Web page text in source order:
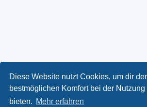
Diese Website nutzt Cookies, um dir
bestmöglichen Komfort bei der Nutzung
bieten. Mehr erfahren